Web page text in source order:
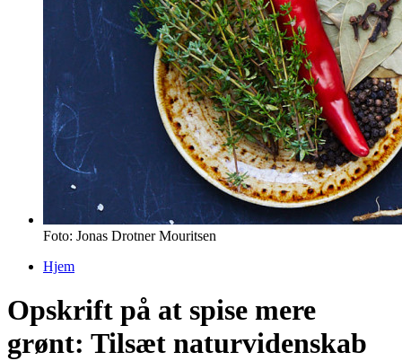
Foto: Jonas Drotner Mouritsen
Hjem
Opskrift på at spise mere
grønt: Tilsæt naturvidenskab